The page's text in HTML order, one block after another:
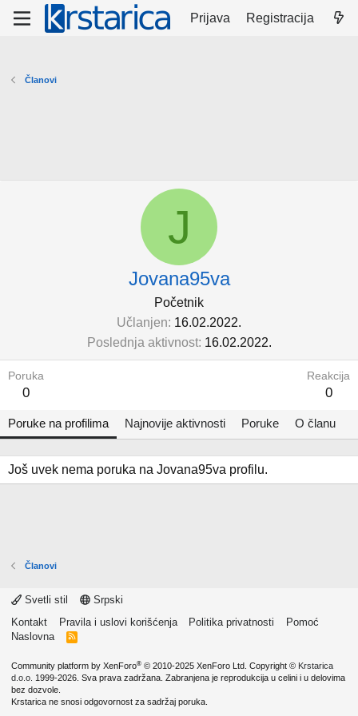
Prijava Registracija
Članovi
J
Jovana95va
Početnik
Učlanjen 16.02.2022.
Poslednja aktivnost 16.02.2022.
Poruka
0
Reakcija
0
Poruke na profilima Najnovije aktivnosti Poruke O članu
Još uvek nema poruka na Jovana95va profilu.
Članovi
Svetli stil
Srpski
Kontakt
Pravila i uslovi korišćenja Politika privatnosti
Pomoć
Naslovna
R
Community platform by XenForo® © 2010-2025 XenForo Ltd. Copyright © Krstarica
d.o.o. 1999-2026. Sva prava zadržana. Zabranjena je reprodukcija u celini i u delovima
bez dozvole.
Krstarica ne snosi odgovornost za sadržaj poruka.